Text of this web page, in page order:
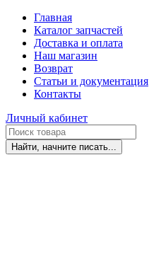
Главная
Каталог запчастей
Доставка и оплата
Наш магазин
Возврат
Статьи и документация
Контакты
Личный кабинет
Найти, начните писать...